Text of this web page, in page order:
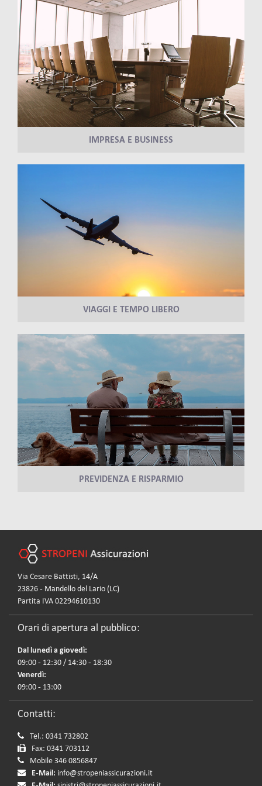
IMPRESA E BUSINESS
VIAGGI E TEMPO LIBERO
PREVIDENZA E RISPARMIO
Via Cesare Battisti, 14/A
23826 - Mandello del Lario (LC)
Partita IVA 02294610130
Orari di apertura al pubblico:
Dal lunedì a giovedì:
09:00 - 12:30 / 14:30 - 18:30
Venerdì:
09:00 - 13:00
Contatti:
Tel.: 0341 732802
Fax: 0341 703112
Mobile 346 0856847
E-Mail: info@stropeniassicurazioni.it